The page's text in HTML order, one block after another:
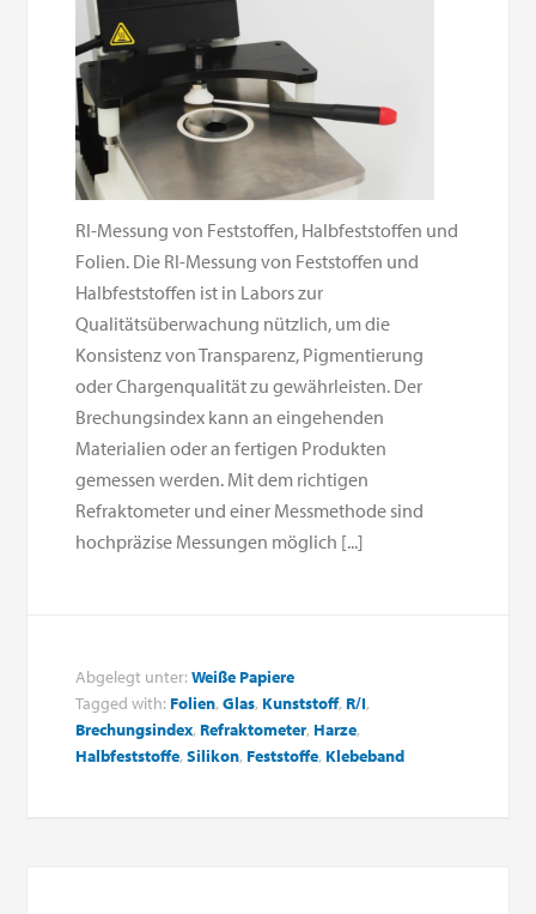
RI-Messung von Feststoffen, Halbfeststoffen und
Folien. Die RI-Messung von Feststoffen und
Halbfeststoffen ist in Labors zur
Qualitätsüberwachung nützlich, um die
Konsistenz von Transparenz, Pigmentierung
oder Chargenqualität zu gewährleisten. Der
Brechungsindex kann an eingehenden
Materialien oder an fertigen Produkten
gemessen werden. Mit dem richtigen
Refraktometer und einer Messmethode sind
hochpräzise Messungen möglich [...]
Abgelegt unter:Weiße Papiere
Tagged with: Folien,Glas, Kunststoff, R/I,
Brechungsindex, Refraktometer, Harze,
Halbfeststoffe,Silikon, Feststoffe, Klebeband